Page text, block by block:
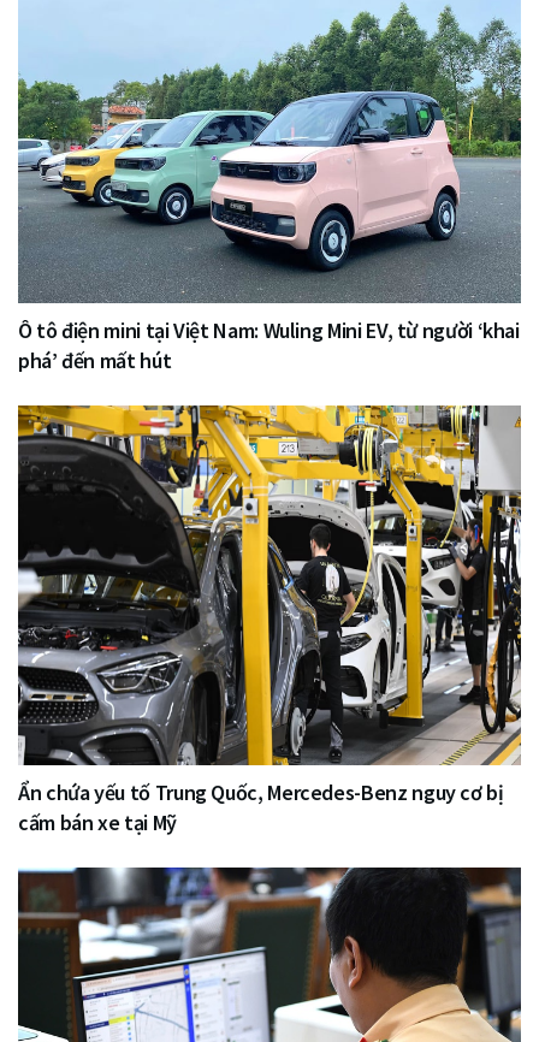
Ô tô điện mini tại Việt Nam: Wuling Mini EV, từ người ‘khai
phá’ đến mất hút
Ẩn chứa yếu tố Trung Quốc, Mercedes-Benz nguy cơ bị
cấm bán xe tại Mỹ